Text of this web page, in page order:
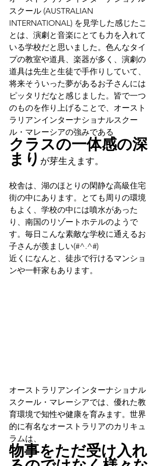
スクール (AUSTRALIAN
INTERNATIONAL) を見学した感じたこ
とは、演劇と音楽にとても力を入れて
いる学校だと思いました。色んなタイ
プの教室や道具、楽器が多く、演劇の
道具は先生と生徒で手作りしていて、
将来そういった夢があるお子さんには
ピッタリだなと感じました。皆で一つ
のものを作り上げることで、 オースト
ラリアンインターナショナルスクー
ル・マレーシアの強みである
クラスの一体感の深
まり が芽生えます。
校舎は、湖のほとりの閑静な高級住宅
街の中にあります。とても周りの環境
もよく、学校の中には噴水があった
り、南国のリゾートホテルのようで
す。毎日こんな素敵な学校に通えるお
子さんが羨ましい(#^.^#)
近くになんと、徒歩で行けるマンショ
ンや一軒家もあります。
オーストラリアンインターナショナル
スクール・マレーシアでは、優れた教
育環境で知性や健康を育みます。世界
的に有名なオーストラリアのカリキュ
ラムは、
物事をただ受け入れ